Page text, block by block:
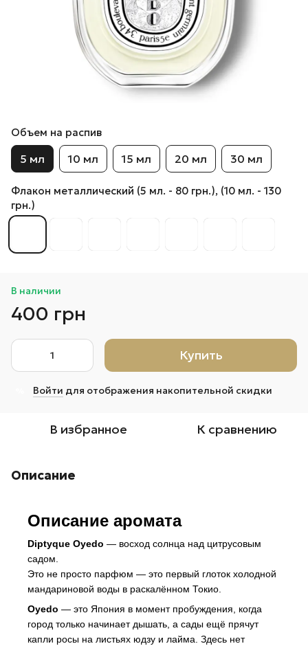
Объем на распив
5 мл 10 мл 15 мл 20 мл 30 мл
Флакон металлический (5 мл. - 80 грн.), (10 мл. - 130
грн.)
В наличии
400 грн
Купить
Войти для отображения накопительной скидки
В избранное К сравнению
Описание
Описание аромата
Diptyque Oyedo — восход солнца над цитрусовым
садом.
Это не просто парфюм — это первый глоток холодной
мандариновой воды в раскалённом Токио.
Oyedo — это Япония в момент пробуждения, когда
город только начинает дышать, а сады ещё прячут
капли росы на листьях юдзу и лайма. Здесь нет